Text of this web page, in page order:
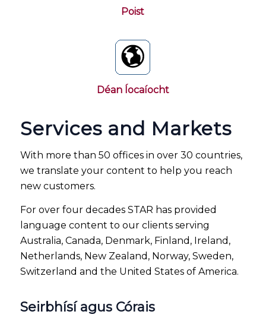
Poist
Déan Íocaíocht
Services and Markets
With more than 50 offices in over 30 countries,
we translate your content to help you reach
new customers.
For over four decades STAR has provided
language content to our clients serving
Australia, Canada, Denmark, Finland, Ireland,
Netherlands, New Zealand, Norway, Sweden,
Switzerland and the United States of America.
Seirbhísí agus Córais